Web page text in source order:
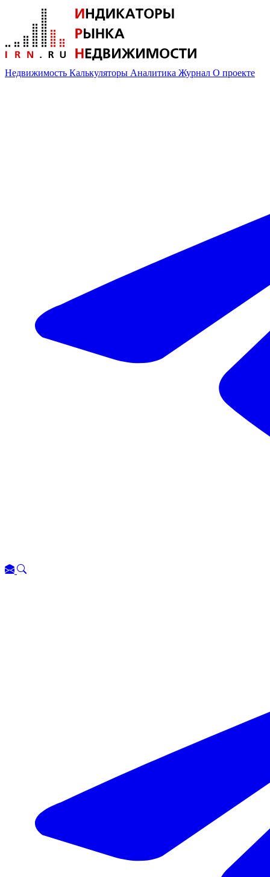
Недвижимость Калькуляторы Аналитика Журнал О проекте